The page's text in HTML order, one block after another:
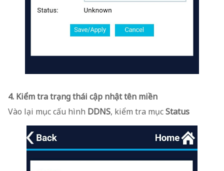
4. Kiểm tra trạng thái cập nhật tên miền
Vào lại mục cấu hình DDNS, kiểm tra mụcStatus